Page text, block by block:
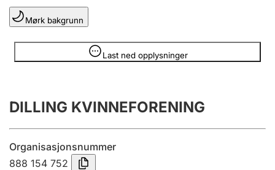
Lag og forening
Registrere, endre, slette
Innsending og forsinkelsesgebyr
Mørk bakgrunn
Last ned opplysninger
Opplysninger er skjult
DILLING KVINNEFORENING
Organisasjonsnummer
888 154 752